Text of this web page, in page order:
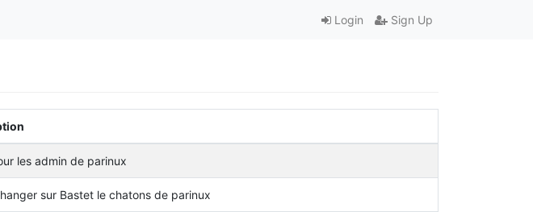
Login Sign Up
les admin de parinux
sur Bastet le chatons de parinux